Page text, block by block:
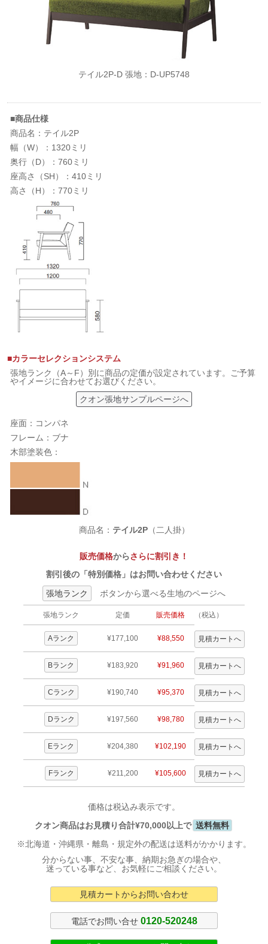
テイル2P-D 張地：D-UP5748
■商品仕様
商品名：テイル2P
幅（W）：1320ミリ
奥行（D）：760ミリ
座高さ（SH）：410ミリ
高さ（H）：770ミリ
■カラーセレクションシステム
張地ランク（A～F）別に商品の定価が設定されています。ご予算
やイメージに合わせてお選びください。
クオン張地サンプルページへ
座面：コンパネ
フレーム：ブナ
木部塗装色：
商品名： テイル2P（二人掛）
販売価格からさらに割引き！
割引後の「特別価格」はお問い合わせください
張地ランク
ボタンから選べる生地のページへ
張地ランク 定価 販売価格 （税込）
Aランク ¥177,100 ¥88,550
Bランク ¥183,920 ¥91,960
Cランク ¥190,740 ¥95,370
Dランク ¥197,560 ¥98,780
Eランク ¥204,380 ¥102,190
Fランク ¥211,200 ¥105,600
価格は税込み表示です。
クオン商品はお見積り合計¥70,000以上で 送料無料
※北海道・沖縄県・離島・規定外の配送は送料がかかります。
分からない事、不安な事、納期お急ぎの場合や、
迷っている事など、お気軽にご相談ください。
見積カートからお問い合わせ
電話でお問い合せ 0120-520248